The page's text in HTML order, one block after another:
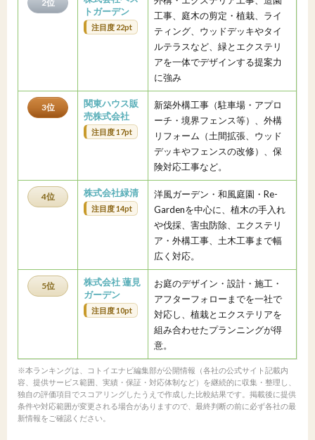
2位
トガーデン
注目度 22pt
工事、庭木の剪定・植栽、ライ
ティング、ウッドデッキやタイ
ルテラスなど、緑とエクステリ
アを一体でデザインする提案力
に強み
3位
関東ハウス販
売株式会社
注目度 17pt
新築外構工事（駐車場・アプロ
ーチ・境界フェンス等）、外構
リフォーム（土間拡張、ウッド
デッキやフェンスの改修）、保
険対応工事など。
4位 株式会社緑清
注目度 14pt
洋風ガーデン・和風庭園・Re-
Gardenを中心に、植木の手入れ
や伐採、害虫防除、エクステリ
ア・外構工事、土木工事まで幅
広く対応。
5位
株式会社 蓮見
ガーデン
注目度 10pt
お庭のデザイン・設計・施工・
アフターフォローまでを一社で
対応し、植栽とエクステリアを
組み合わせたプランニングが得
意。
※本ランキングは、コトイエナビ編集部が公開情報（各社の公式サイト記載内
容、提供サービス範囲、実績・保証・対応体制など）を継続的に収集・整理し、
独自の評価項目でスコアリングしたうえで作成した比較結果です。掲載後に提供
条件や対応範囲が変更される場合がありますので、最終判断の前に必ず各社の最
新情報をご確認ください。